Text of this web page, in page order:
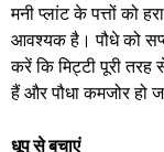
मनी प्लांट के पत्तों को
आवश्यक है। पौधे को
करें कि मिट्टी पूरी तरह
हैं और पौधा कमजोर हो
धूप से बचाएं